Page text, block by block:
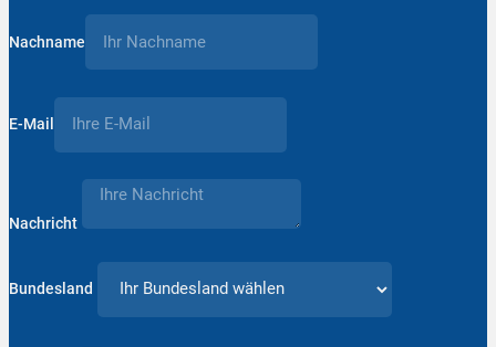
Nachname
E-Mail
Nachricht
Bundesland